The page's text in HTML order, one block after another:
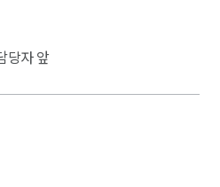
당자 앞